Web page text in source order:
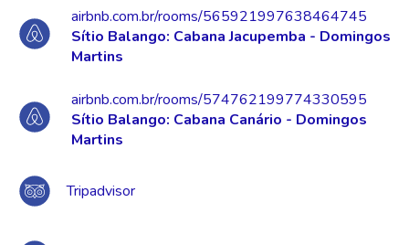
airbnb.com.br/rooms/565921997638464745
Sítio Balango: Cabana Jacupemba - Domingos
Martins
airbnb.com.br/rooms/574762199774330595
Sítio Balango: Cabana Canário - Domingos
Martins
Tripadvisor